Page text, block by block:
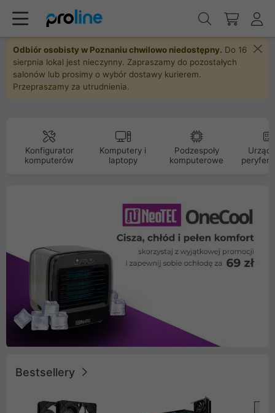
Odbiór osobisty w Poznaniu chwilowo niedostępny. Do 16
sierpnia lokal jest nieczynny. Zapraszamy do pozostałych
salonów lub prosimy o wybór dostawy kurierem.
Przepraszamy za utrudnienia.
Konfigurator
komputerów
Komputery i
laptopy
Podzespoły
komputerowe
Bestsellery